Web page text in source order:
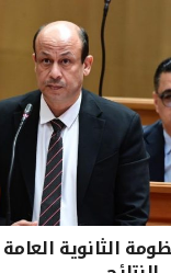
الثانوية